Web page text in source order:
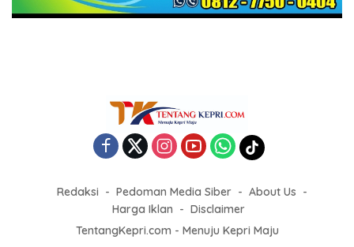
Redaksi Pedoman Media Siber
About Us
Harga Iklan
Disclaimer
TentangKepri.com - Menuju Kepri Maju